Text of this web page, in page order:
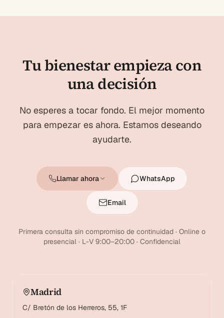
Tu bienestar empieza con
una decisión
No esperes a tocar fondo. El mejor momento
para empezar es ahora. Estamos deseando
ayudarte.
Llamar ahora WhatsApp
Email
Primera consulta sin compromiso de continuidad · Online o
presencial · L-V 9:00–20:00 · Confidencial
Madrid
C/ Bretón de los Herreros, 55, 1F